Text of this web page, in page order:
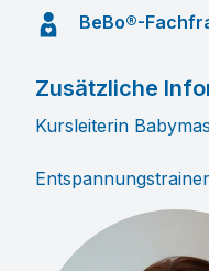
BeBo®-
Zusätzliche
Kursleiterin